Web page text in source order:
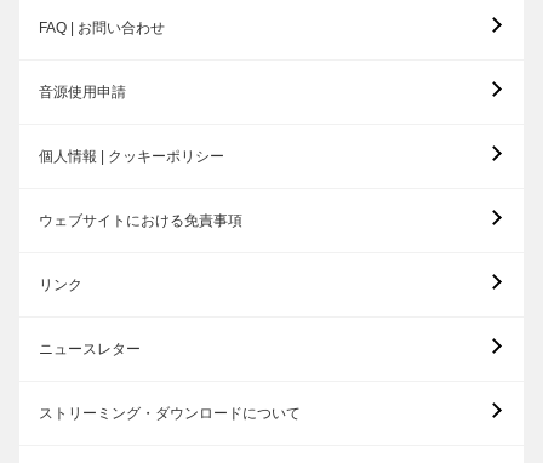
FAQ | お問い合わせ
音源使用申請
個人情報 | クッキーポリシー
ウェブサイトにおける免責事項
リンク
ニュースレター
ストリーミング・ダウンロードについて